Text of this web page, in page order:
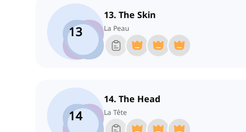
13
13. The Skin
La Peau
14
14. The Head
La Tête